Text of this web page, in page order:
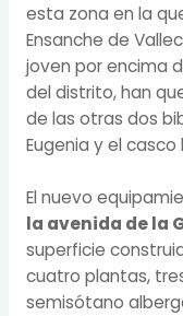
esta zona en la
Ensanche de
joven por encima
del distrito, han
de las otras dos
Eugenia y el
El nuevo
la avenida de la
superficie
cuatro plantas,
semisótano